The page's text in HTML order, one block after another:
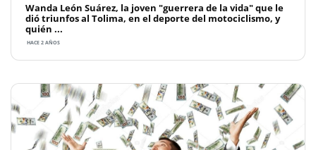
Wanda León Suárez, la joven "guerrera de la vida" que le
dió triunfos al Tolima, en el deporte del motociclismo, y
quién ...
HACE 2 AÑOS